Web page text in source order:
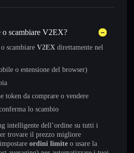
o scambiare V2EX?
scambiare V2EX direttamente nel
o estensione del browser)
token da comprare o vendere
lo scambio
intelligente dell’ordine su tutti i
trovare il prezzo migliore
ordini limite o usare la